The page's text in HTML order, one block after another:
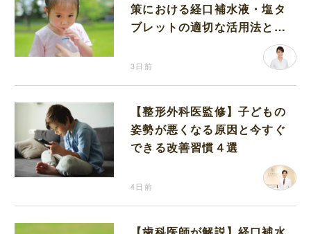
策における経口補水液・塩タ
ブレットの適切な活用法と水
3日前
【整形外科医監修】子どもの
姿勢が悪くなる原因と今すぐ
できる改善習慣４選
4日前